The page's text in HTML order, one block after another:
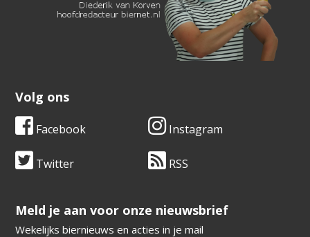
Volg ons
Facebook Instagram
Twitter RSS
​​​​​​​Meld je aan voor onze nieuwsbrief
Wekelijks biernieuws en acties in je mail